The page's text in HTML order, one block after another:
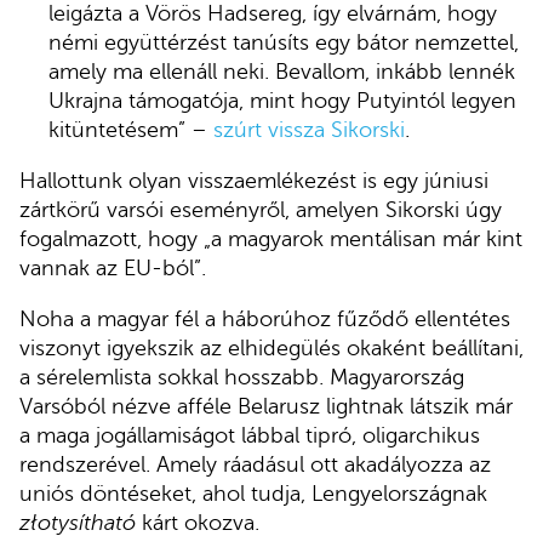
leigázta a Vörös Hadsereg, így elvárnám, hogy
némi együttérzést tanúsíts egy bátor nemzettel,
amely ma ellenáll neki. Bevallom, inkább lennék
Ukrajna támogatója, mint hogy Putyintól legyen
kitüntetésem” – szúrt vissza Sikorski.
Hallottunk olyan visszaemlékezést is egy júniusi
zártkörű varsói eseményről, amelyen Sikorski úgy
fogalmazott, hogy „a magyarok mentálisan már kint
vannak az EU-ból”.
Noha a magyar fél a háborúhoz fűződő ellentétes
viszonyt igyekszik az elhidegülés okaként beállítani,
a sérelemlista sokkal hosszabb. Magyarország
Varsóból nézve afféle Belarusz lightnak látszik már
a maga jogállamiságot lábbal tipró, oligarchikus
rendszerével. Amely ráadásul ott akadályozza az
uniós döntéseket, ahol tudja, Lengyelországnak
złotysítható kárt okozva.